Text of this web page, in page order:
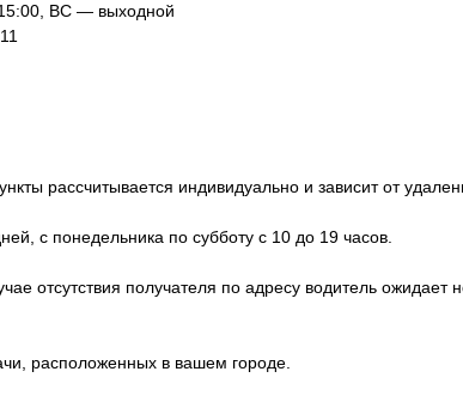
ВС — выходной
рассчитывается индивидуально и зависит от
с понедельника по субботу с 10 до 19 часов.
отсутствия получателя по адресу водитель ожидает
расположенных в вашем городе.